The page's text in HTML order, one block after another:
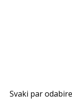
Svaki par